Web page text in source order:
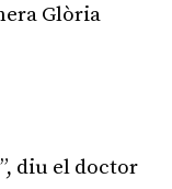
Glòria
diu el doctor